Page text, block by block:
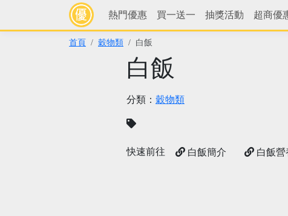
熱門優惠 買一送一 抽獎活動 超商優
首頁 穀物類 白飯
白飯
分類： 穀物類
快速前往 白飯簡介 白飯